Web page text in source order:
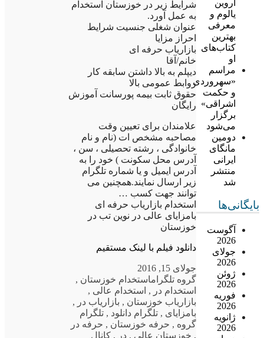
اروین
یالوم و
معرفی
بهترین
کتاب‌های
او
مراسم
«سهروردی
و حکمت
اشراقی»
برگزار
می‌شود
دومین
مانگای
ایرانی
منتشر
شد
بایگانی‌ها
آگوست
2026
جولای
2026
ژوئن
2026
فوریه
2026
ژانویه
2026
شرایط زیر در خوزستان استخدام
به عمل آورد.
عنوان شغلی جنسیت شرایط
احراز مزایا
بازاریاب حرفه ای
خانم/آقا
دیپلم به بالا داشتن سابقه کار
روابط عمومی بالا
حقوق ثابت بیمه پورسانت آموزش
رایگان
علامندان برای تعیین وقت
مصاحبه مشخص ات (نام و نام
خانوادگی ، رشته تحصیلی ، سن ،
آدرس محل سکونت ) خود را به
آدرس ایمیل و یا شماره تلگرام
زیر ارسال نمایند.همچنین می
توانند جهت کسب …
استخدام بازاریاب حرفه ای
بامزایای عالی در نوین تب در
خوزستان
دانلود فیلم با لینک مستقیم
جولای 15, 2016
گروه تلگراماستخدام خوزستان ,
استخدام در , استخدام عالی ,
بازاریاب خوزستان , بازاریاب در ,
بامزایای , تلگرام دانلود , تلگرام
گروه , حرفه خوزستان , حرفه در
, خوزستان عالی , در , کانال